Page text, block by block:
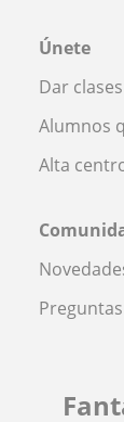
Únete
Dar
Alumnos
Alta